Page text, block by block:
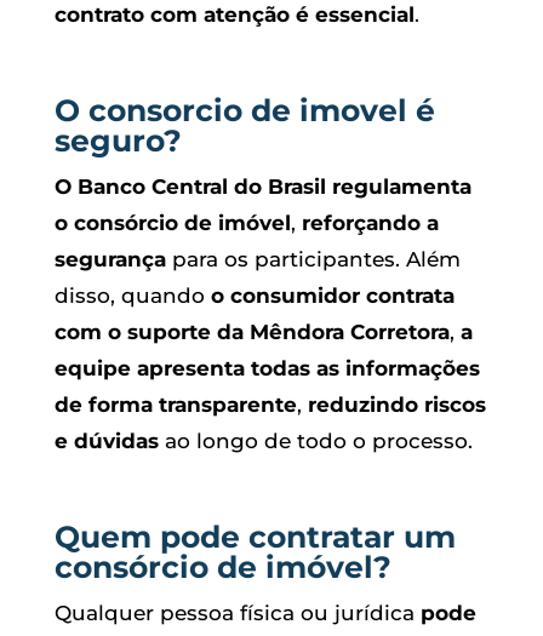
contrato com atenção é essencial.
O consorcio de imovel é
seguro?
O Banco Central do Brasil regulamenta
o consórcio de imóvel, reforçando a
segurançapara os participantes. Além
disso, quando o consumidor contrata
com o suporte da Mêndora Corretora, a
equipe apresenta todas as informações
de forma transparente, reduzindo riscos
e dúvidasao longo de todo o processo.
Quem pode contratar um
consórcio de imóvel?
Qualquer pessoa física ou jurídica pode